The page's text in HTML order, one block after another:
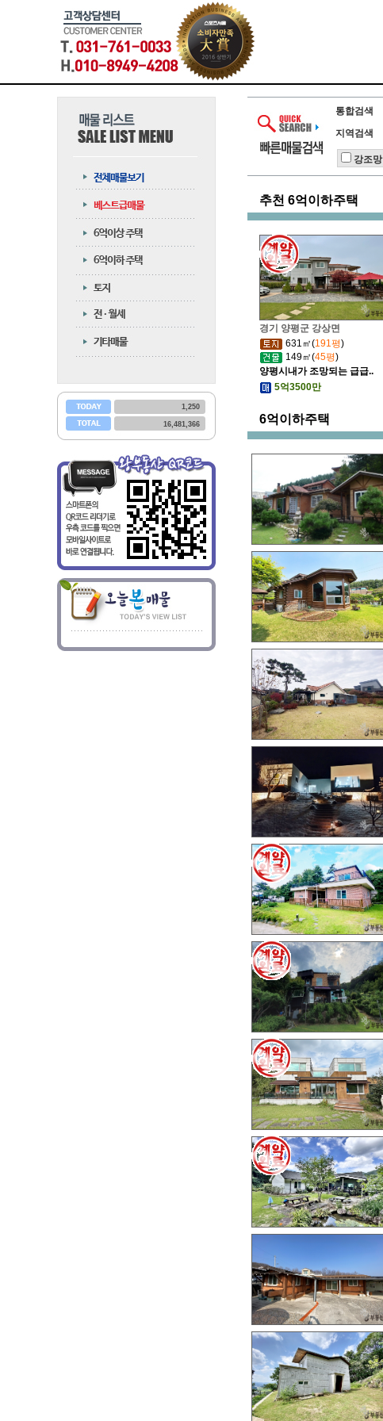
1,250
16,481,366
통합검색
지역검색
강조망
추천 6억이하주택
경기 양평군 강상면
631㎡(191평)
149㎡(45평)
양평시내가 조망되는 급급..
5억3500만
6억이하주택